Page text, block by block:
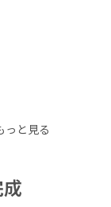
っと見る
成